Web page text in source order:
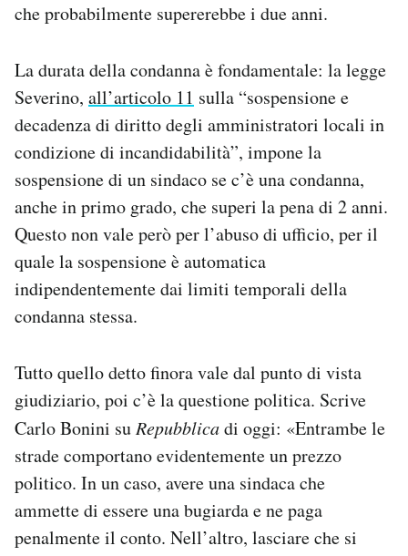
che probabilmente supererebbe i due anni.
La durata della condanna è fondamentale: la legge
Severino, all’articolo 11 sulla “sospensione e
decadenza di diritto degli amministratori locali in
condizione di incandidabilità”, impone la
sospensione di un sindaco se c’è una condanna,
anche in primo grado, che superi la pena di 2 anni.
Questo non vale però per l’abuso di ufficio, per il
quale la sospensione è automatica
indipendentemente dai limiti temporali della
condanna stessa.
Tutto quello detto finora vale dal punto di vista
giudiziario, poi c’è la questione politica. Scrive
Carlo Bonini suRepubblicadi oggi: «Entrambe le
strade comportano evidentemente un prezzo
politico. In un caso, avere una sindaca che
ammette di essere una bugiarda e ne paga
penalmente il conto. Nell’altro, lasciare che si